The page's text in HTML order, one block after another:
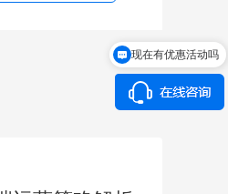
现在有优惠活动吗